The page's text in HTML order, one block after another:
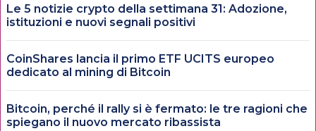
Le 5 notizie crypto della settimana 31: Adozione,
istituzioni e nuovi segnali positivi
CoinShares lancia il primo ETF UCITS europeo
dedicato al mining di Bitcoin
Bitcoin, perché il rally si è fermato: le tre ragioni che
spiegano il nuovo mercato ribassista